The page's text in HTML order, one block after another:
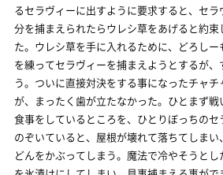
るセラヴィーに出すように要求すると、セ
分を捕まえられたらウレシ草をあげると約
た。ウレシ草を手に入れるために、どろし
を練ってセラヴィーを捕まえようとするが
う。ついに直接対決をする事になったチャ
が、まったく歯が立たなかった。ひとまず戦
食事をしているところを、ひとりぼっちの
のぞいていると、屋根が壊れて落ちてしま
どんをかぶってしまう。魔法で冷やそうと